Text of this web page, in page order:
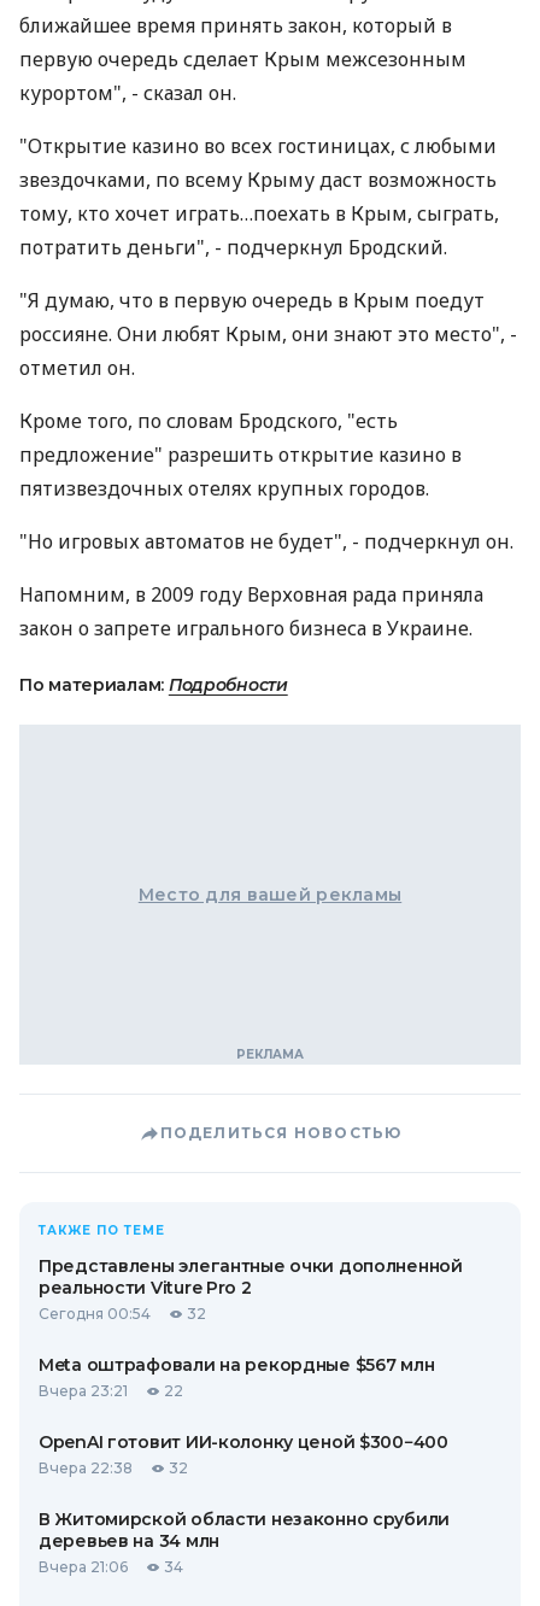
ближайшее время принять закон, который в
первую очередь сделает Крым межсезонным
курортом", - сказал он.
"Открытие казино во всех гостиницах, с любыми
звездочками, по всему Крыму даст возможность
тому, кто хочет играть…поехать в Крым, сыграть,
потратить деньги", - подчеркнул Бродский.
"Я думаю, что в первую очередь в Крым поедут
россияне. Они любят Крым, они знают это место", -
отметил он.
Кроме того, по словам Бродского, "есть
предложение" разрешить открытие казино в
пятизвездочных отелях крупных городов.
"Но игровых автоматов не будет", - подчеркнул он.
Напомним, в 2009 году Верховная рада приняла
закон о запрете игрального бизнеса в Украине.
По материалам: Подробности
Место для вашей рекламы
ПОДЕЛИТЬСЯ НОВОСТЬЮ
ТАКЖЕ ПО ТЕМЕ
Представлены элегантные очки дополненной
реальности Viture Pro 2
Сегодня 00:54 32
Meta оштрафовали на рекордные $567 млн
Вчера 23:21 22
OpenAI готовит ИИ-колонку ценой $300−400
Вчера 22:38 32
В Житомирской области незаконно срубили
деревьев на 34 млн
Вчера 21:06 34